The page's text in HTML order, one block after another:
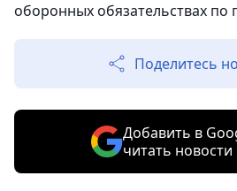
оборонных обязательствах по
Поделитесь
Добавить в
читать